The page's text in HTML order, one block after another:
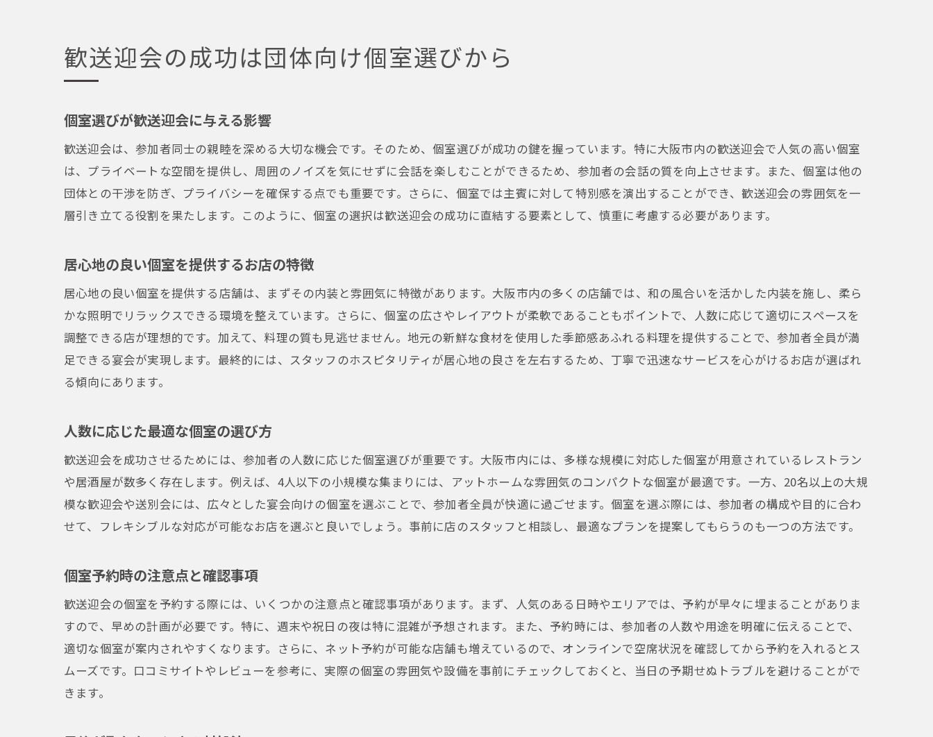
参加者全員が快適に過ごせる歓送迎会のアイデア
年代や性別を超えた楽しい企画の立て方
参加者の声を活かしたイベントの進行
歓送迎会の余韻を楽しむフォローアップ
歓送迎会の成功は団体向け個室選びから
個室選びが歓送迎会に与える影響
歓送迎会は、参加者同士の親睦を深める大切な機会です。そのため、個室選びが成功の鍵を握っています。特に大阪市内の歓送迎会で人気の高い個室
は、プライベートな空間を提供し、周囲のノイズを気にせずに会話を楽しむことができるため、参加者の会話の質を向上させます。また、個室は他の
団体との干渉を防ぎ、プライバシーを確保する点でも重要です。さらに、個室では主賓に対して特別感を演出することができ、歓送迎会の雰囲気を一
層引き立てる役割を果たします。このように、個室の選択は歓送迎会の成功に直結する要素として、慎重に考慮する必要があります。
居心地の良い個室を提供するお店の特徴
居心地の良い個室を提供する店舗は、まずその内装と雰囲気に特徴があります。大阪市内の多くの店舗では、和の風合いを活かした内装を施し、柔ら
かな照明でリラックスできる環境を整えています。さらに、個室の広さやレイアウトが柔軟であることもポイントで、人数に応じて適切にスペースを
調整できる店が理想的です。加えて、料理の質も見逃せません。地元の新鮮な食材を使用した季節感あふれる料理を提供することで、参加者全員が満
足できる宴会が実現します。最終的には、スタッフのホスピタリティが居心地の良さを左右するため、丁寧で迅速なサービスを心がけるお店が選ばれ
る傾向にあります。
人数に応じた最適な個室の選び方
歓送迎会を成功させるためには、参加者の人数に応じた個室選びが重要です。大阪市内には、多様な規模に対応した個室が用意されているレストラン
や居酒屋が数多く存在します。例えば、4人以下の小規模な集まりには、アットホームな雰囲気のコンパクトな個室が最適です。一方、20名以上の大規
模な歓迎会や送別会には、広々とした宴会向けの個室を選ぶことで、参加者全員が快適に過ごせます。個室を選ぶ際には、参加者の構成や目的に合わ
せて、フレキシブルな対応が可能なお店を選ぶと良いでしょう。事前に店のスタッフと相談し、最適なプランを提案してもらうのも一つの方法です。
個室予約時の注意点と確認事項
歓送迎会の個室を予約する際には、いくつかの注意点と確認事項があります。まず、人気のある日時やエリアでは、予約が早々に埋まることがありま
すので、早めの計画が必要です。特に、週末や祝日の夜は特に混雑が予想されます。また、予約時には、参加者の人数や用途を明確に伝えることで、
適切な個室が案内されやすくなります。さらに、ネット予約が可能な店舗も増えているので、オンラインで空席状況を確認してから予約を入れるとス
ムーズです。口コミサイトやレビューを参考に、実際の個室の雰囲気や設備を事前にチェックしておくと、当日の予期せぬトラブルを避けることがで
きます。